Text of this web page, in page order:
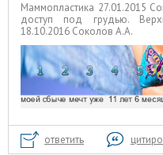
Маммопластика 27.01.2015
доступ под грудью.
18.10.2016 Соколов А.А.
ответить